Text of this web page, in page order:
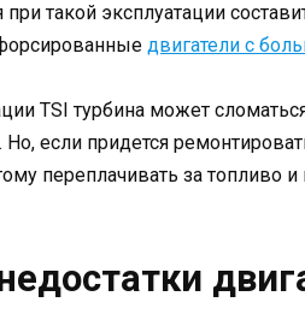
при такой эксплуатации
двигатели с
TSI турбина может
если придется
переплачивать за топливо